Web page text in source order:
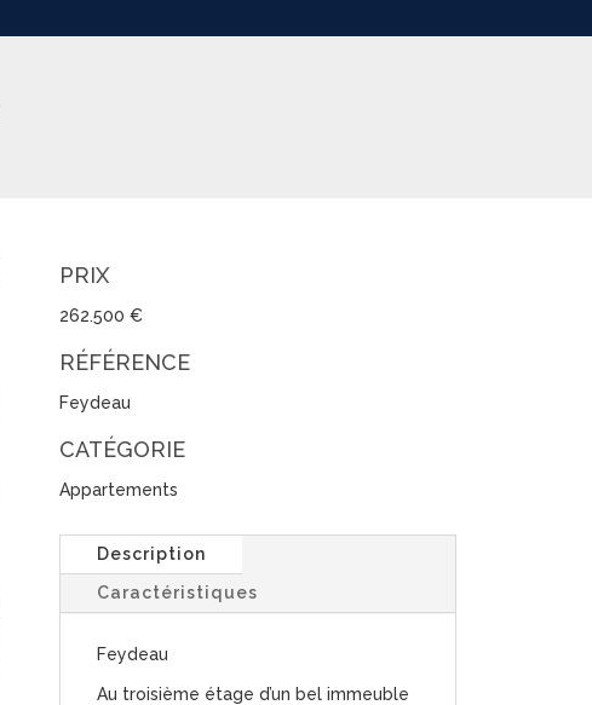
PRIX
262.500 €
RÉFÉRENCE
Feydeau
CATÉGORIE
Appartements
Description
Caractéristiques
Feydeau
Au troisième étage d’un bel immeuble